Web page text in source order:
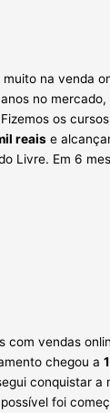
na venda
no mercado,
os
reais e
Livre. Em 6
com vendas
chegou a
conquistar a
foi